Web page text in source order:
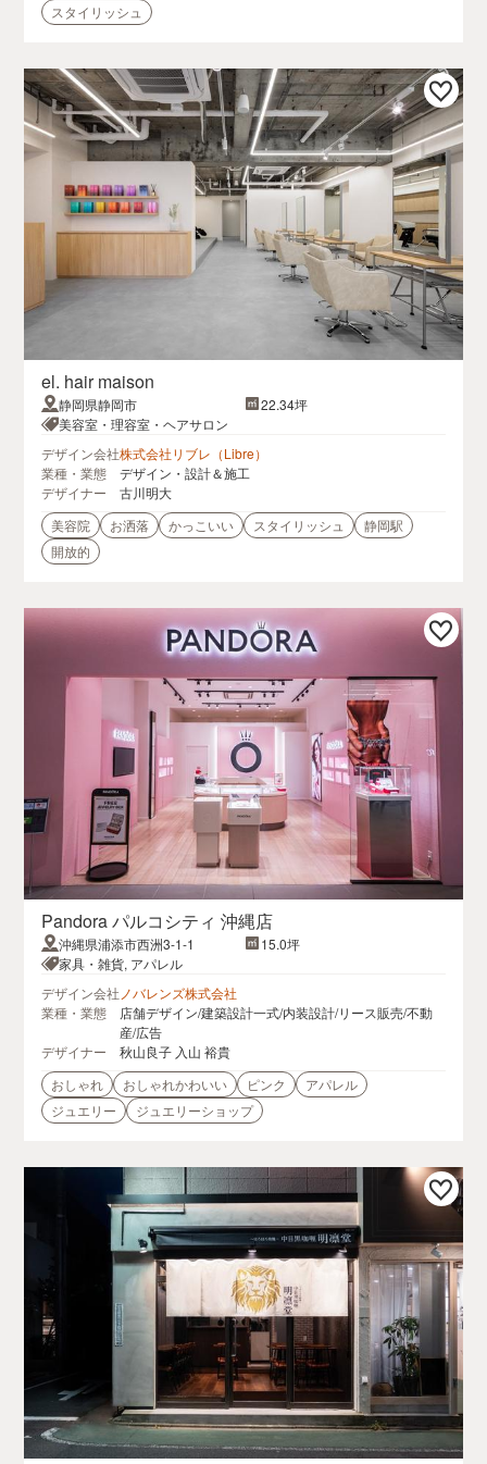
スタイリッシュ
el. hair maison
静岡県静岡市
22.34坪
美容室・理容室・ヘアサロン
デザイン会社株式会社リブレ（Libre）
業種・業態
デザイン・設計＆施工
デザイナー
古川明大
美容院
お洒落 かっこいい スタイリッシュ
静岡駅
開放的
Pandora パルコシティ 沖縄店
沖縄県浦添市西洲3-1-1
15.0坪
家具・雑貨, アパレル
デザイン会社 ノバレンズ株式会社
業種・業態
店舗デザイン/建築設計一式/内装設計/リース販売/不動
産/広告
デザイナー
秋山良子 入山 裕貴
おしゃれ
おしゃれかわいい ピンク
アパレル
ジュエリー
ジュエリーショップ